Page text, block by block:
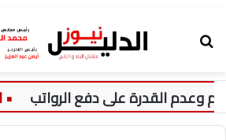
القدرة على دفع الرواتب